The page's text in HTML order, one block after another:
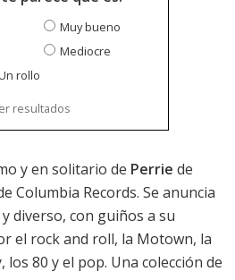
Muy bueno
Mediocre
rollo
resultados
y en solitario de Perrie de
Columbia Records. Se anuncia
diverso, con guiños a su
el rock and roll, la Motown, la
los 80 y el pop. Una colección de